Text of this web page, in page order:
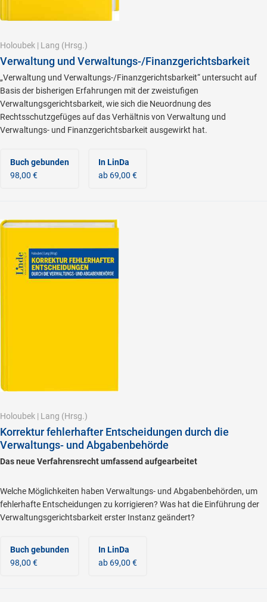
Holoubek | Lang (Hrsg.)
Verwaltung und Verwaltungs-/Finanzgerichtsbarkeit
„Verwaltung und Verwaltungs-/Finanzgerichtsbarkeit“ untersucht auf
Basis der bisherigen Erfahrungen mit der zweistufigen
Verwaltungsgerichtsbarkeit, wie sich die Neuordnung des
Rechtsschutzgefüges auf das Verhältnis von Verwaltung und
Verwaltungs- und Finanzgerichtsbarkeit ausgewirkt hat.
Buch gebunden
98,00 €
In LinDa
ab 69,00 €
Holoubek | Lang (Hrsg.)
Korrektur fehlerhafter Entscheidungen durch die
Verwaltungs- und Abgabenbehörde
Das neue Verfahrensrecht umfassend aufgearbeitet
Welche Möglichkeiten haben Verwaltungs- und Abgabenbehörden, um
fehlerhafte Entscheidungen zu korrigieren? Was hat die Einführung der
Verwaltungsgerichtsbarkeit erster Instanz geändert?
Buch gebunden
98,00 €
In LinDa
ab 69,00 €